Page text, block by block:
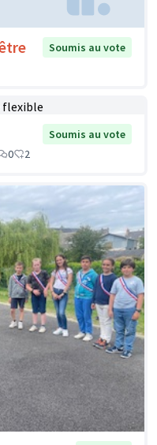
Soumis au vote
Soumis au vote
0 2